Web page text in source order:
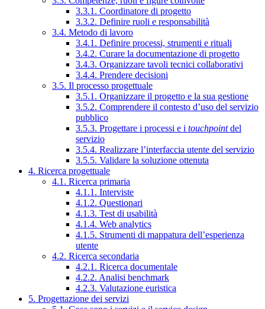
3.3.1. Coordinatore di progetto
3.3.2. Definire ruoli e responsabilità
3.4. Metodo di lavoro
3.4.1. Definire processi, strumenti e rituali
3.4.2. Curare la documentazione di progetto
3.4.3. Organizzare tavoli tecnici collaborativi
3.4.4. Prendere decisioni
3.5. Il processo progettuale
3.5.1. Organizzare il progetto e la sua gestione
3.5.2. Comprendere il contesto d’uso del servizio
pubblico
3.5.3. Progettare i processi e i touchpointdel
servizio
3.5.4. Realizzare l’interfaccia utente del servizio
3.5.5. Validare la soluzione ottenuta
4. Ricerca progettuale
4.1. Ricerca primaria
4.1.1. Interviste
4.1.2. Questionari
4.1.3. Test di usabilità
4.1.4. Web analytics
4.1.5. Strumenti di mappatura dell’esperienza
utente
4.2. Ricerca secondaria
4.2.1. Ricerca documentale
4.2.2. Analisi benchmark
4.2.3. Valutazione euristica
5. Progettazione dei servizi